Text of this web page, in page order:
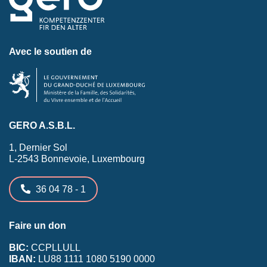
Avec le soutien de
GERO A.S.B.L.
1, Dernier Sol
L-2543 Bonnevoie, Luxembourg
36 04 78 - 1
Faire un don
BIC: CCPLLULL
IBAN: LU88 1111 1080 5190 0000